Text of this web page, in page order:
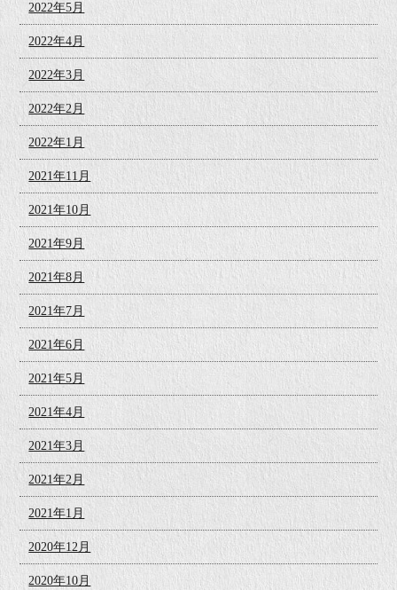
2022年5月
2022年4月
2022年3月
2022年2月
2022年1月
2021年11月
2021年10月
2021年9月
2021年8月
2021年7月
2021年6月
2021年5月
2021年4月
2021年3月
2021年2月
2021年1月
2020年12月
2020年10月